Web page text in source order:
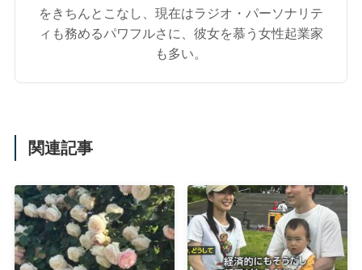
をきちんとこなし、現在はラジオ・パーソナリテ
ィも務めるパワフルさに、彼女を慕う女性起業家
も多い。
関連記事